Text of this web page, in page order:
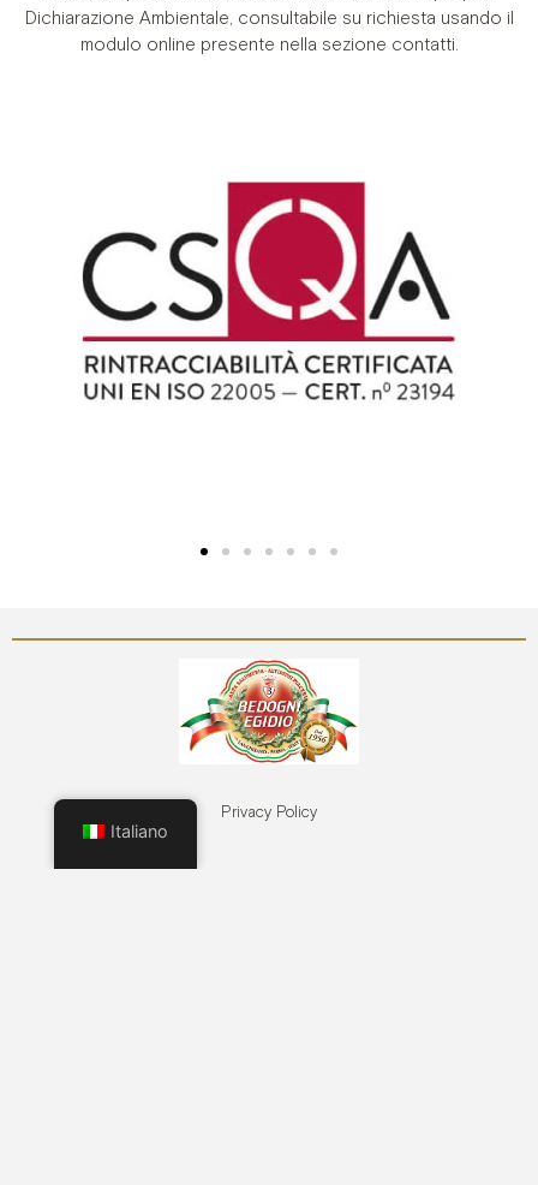
Dichiarazione Ambientale, consultabile su richiesta usando il
modulo online presente nella sezione contatti.
Privacy Policy
Italiano